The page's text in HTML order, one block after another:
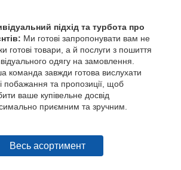
підхід та турбота про
Ми готові запропонувати вам не
готові товари, а й послуги з пошиття
одягу на замовлення.
команда завжди готова вислухати
побажання та пропозиції, щоб
ваше купівельне досвід
приємним та зручним.
Весь асортимент